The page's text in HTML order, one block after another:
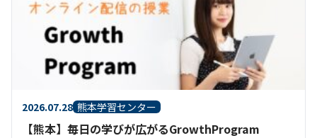
2026.07.28 熊本学習センター
【熊本】毎日の学びが広がるGrowthProgram